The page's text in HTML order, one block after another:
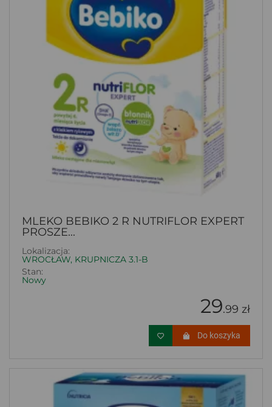
MLEKO BEBIKO 2 R NUTRIFLOR EXPERT
PROSZE...
Lokalizacja:
WROCŁAW, KRUPNICZA 3.1-B
Stan:
Nowy
29.99 zł
Do koszyka